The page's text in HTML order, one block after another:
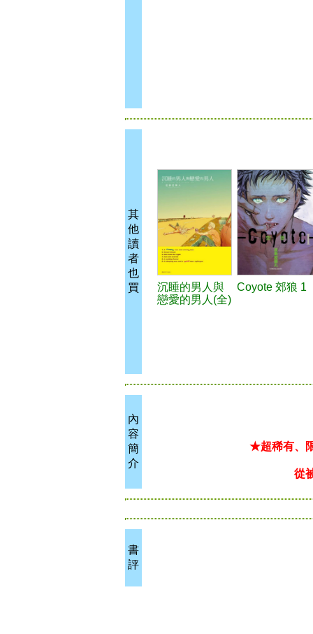
其
他
讀
者
也
買
沉睡的男人與
戀愛的男人(全)
Coyote 郊狼 1
內
容
簡
介
★超稀有、
從
書
評